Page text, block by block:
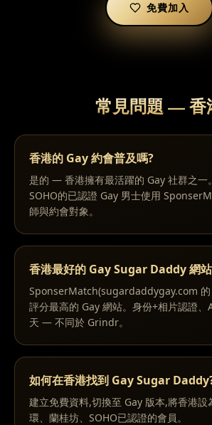
免費加入
常見問題—香
香港的 Gay 約會普及嗎?
是的 — 香港擁有最活躍的 Gay 社群之一
SOHO的已認證 Gay 男士使用
師與約會對象。
香港最好的 Gay Sugar Daddy 網
SponserMatch(sugardaddygay.com 的
評分最高的 Gay 網站。身份+相片認證、
天 — 不同於 Grindr。
如何在香港找到 Gay Sugar
建立免費資料,切換至 Gay 版本,將香港設
環、蘭桂坊、SOHO已認證的會員。